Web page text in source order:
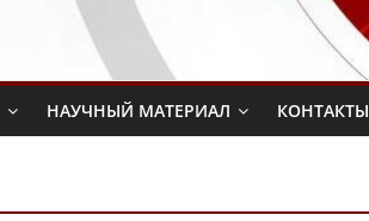
НАУЧНЫЙ МАТЕРИАЛ КОНТАКТЫ